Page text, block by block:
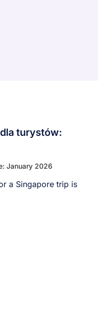
turystów:
January 2026
a Singapore trip is